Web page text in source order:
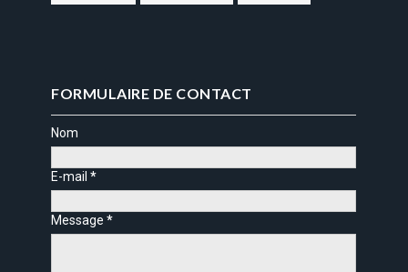
FORMULAIRE DE CONTACT
Nom
E-mail*
Message*